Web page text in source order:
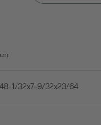
48-1/32x7-9/32x23/64